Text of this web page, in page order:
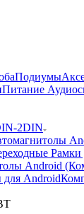
Подиумы
Питание
2DIN
Рамки
Android
для Android